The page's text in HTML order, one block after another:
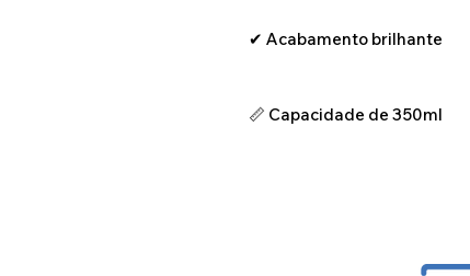
✔ Acabamento brilhante
📏 Capacidade de 350ml